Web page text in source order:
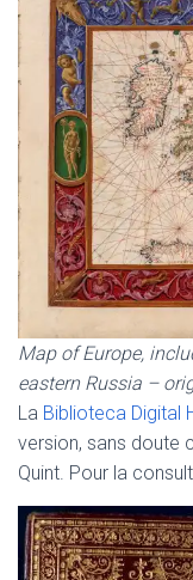
Map of Europe,
eastern Russia –
La Biblioteca Digital
version, sans doute
Quint. Pour la